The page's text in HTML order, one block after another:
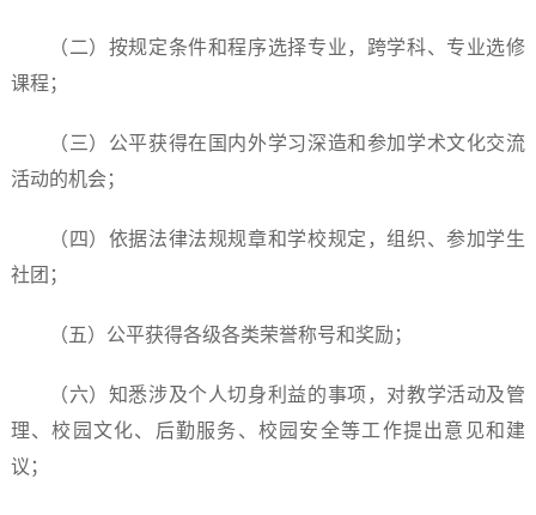
（二）按规定条件和程序选择专业，跨学科、专业选修
课程；
（三）公平获得在国内外学习深造和参加学术文化交流
活动的机会；
（四）依据法律法规规章和学校规定，组织、参加学生
社团；
（五）公平获得各级各类荣誉称号和奖励；
（六）知悉涉及个人切身利益的事项，对教学活动及管
理、校园文化、后勤服务、校园安全等工作提出意见和建
议；